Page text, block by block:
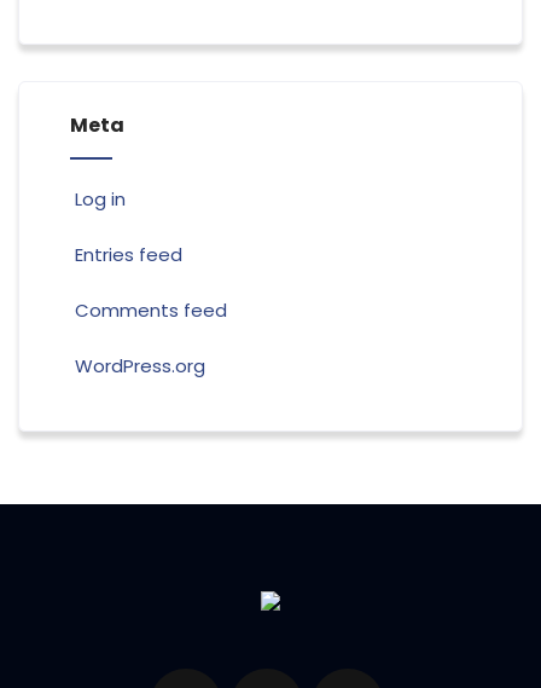
Meta
Log in
Entries feed
Comments feed
WordPress.org